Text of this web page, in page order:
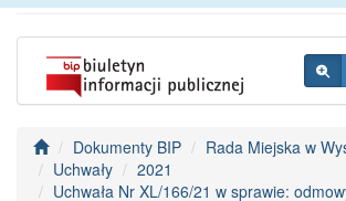
Dokumenty BIP
Rada Miejska w
Uchwały
2021
Uchwała Nr XL/166/21 w sprawie: